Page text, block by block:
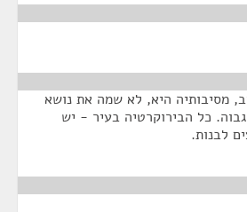
מסיבותיה היא, לא שמה את נושא
כל הבירוקרטיה בעיר - יש
לבנות.